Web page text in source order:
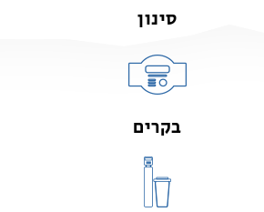
סינון
בקרים